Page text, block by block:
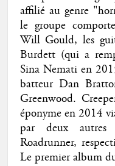
affilié au genre
le groupe
Will Gould, les
Burdett (qui a
Sina Nemati en
batteur Dan
Greenwood.
éponyme en 2014
par deux
Roadrunner,
Le premier album